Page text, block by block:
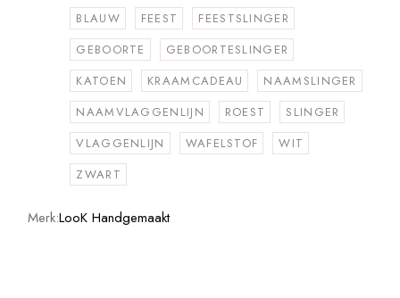
BLAUW
FEEST
FEESTSLINGER
GEBOORTE
GEBOORTESLINGER
KATOEN
KRAAMCADEAU
NAAMSLINGER
NAAMVLAGGENLIJN
ROEST
SLINGER
VLAGGENLIJN
WAFELSTOF
WIT
ZWART
Merk:LooK Handgemaakt